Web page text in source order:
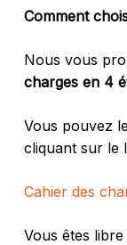
Comment
Nous vous
charges en 4
Vous pouvez
cliquant sur le
Cahier des
Vous êtes